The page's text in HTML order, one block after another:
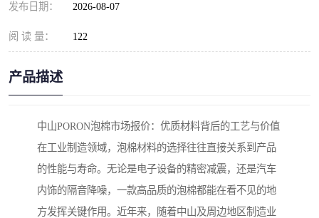
发布日期： 2026-08-07
阅 读 量： 122
产品描述
中山PORON泡棉市场报价：优质材料背后的工艺与价值
在工业制造领域，泡棉材料的选择往往直接关系到产品
的性能与寿命。无论是电子设备的精密减震，还是汽车
内饰的隔音降噪，一款高品质的泡棉都能在看不见的地
方发挥关键作用。近年来，随着中山及周边地区制造业